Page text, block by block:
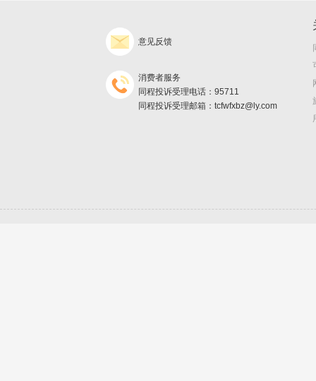
意见反馈
消费者服务
同程投诉受理电话：95711
同程投诉受理邮箱：tcfwfxbz@ly.com